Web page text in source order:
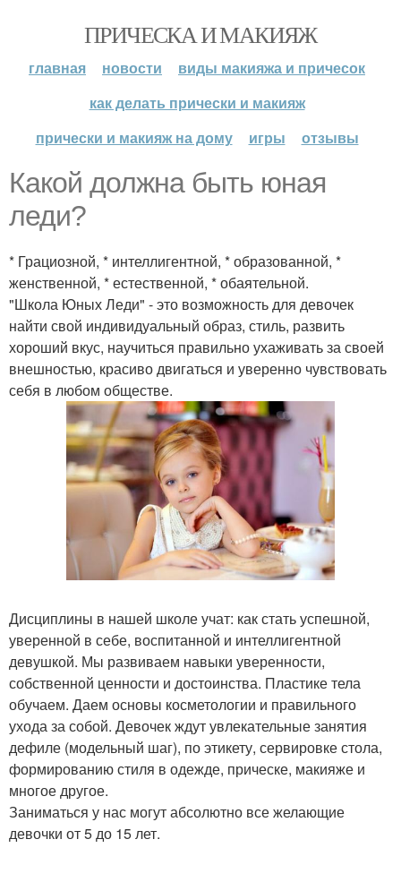
ПРИЧЕСКА И МАКИЯЖ
главная новости
виды макияжа и причесок
как делать прически и макияж
прически и макияж на дому
игры отзывы
Какой должна быть юная
леди?
* Грациозной, * интеллигентной, * образованной, *
женственной, * естественной, * обаятельной.
"Школа Юных Леди" - это возможность для девочек
найти свой индивидуальный образ, стиль, развить
хороший вкус, научиться правильно ухаживать за своей
внешностью, красиво двигаться и уверенно чувствовать
себя в любом обществе.
Дисциплины в нашей школе учат: как стать успешной,
уверенной в себе, воспитанной и интеллигентной
девушкой. Мы развиваем навыки уверенности,
собственной ценности и достоинства. Пластике тела
обучаем. Даем основы косметологии и правильного
ухода за собой. Девочек ждут увлекательные занятия
дефиле (модельный шаг), по этикету, сервировке стола,
формированию стиля в одежде, прическе, макияже и
многое другое.
Заниматься у нас могут абсолютно все желающие
девочки от 5 до 15 лет.